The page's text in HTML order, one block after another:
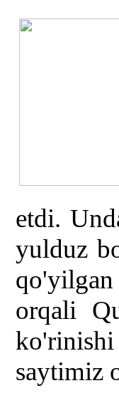
etdi.
yulduz
orqali
saytimiz